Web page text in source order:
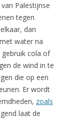
Palestijnse
tegen
dan
water na
cola of
de wind in te
die op een
Er wordt
zoals
laat de